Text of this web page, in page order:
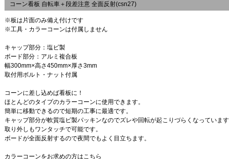
コーン看板 自転車＋段差注意 全面反射(csn27)
※板は片面のみ備え付けです
※工具・カラーコーンは付属しません
キャップ部分：塩ビ製
ボード部分：アルミ複合板
幅300mm×高さ450mm×厚さ3mm
取付用ボルト・ナット付属
コーンに差し込めば看板に！
ほとんどのタイプのカラーコーンに使用できます。
簡単に移動できるので短期の工事に最適です。
キャップ部分が軟質塩ビ製パッキンなのでズレや回転が起こりづらくなっていま
取り外しもワンタッチで可能です。
ボードが全面反射するので夜間でもよく目立ちます。
カラーコーンをお求めの方はこちら